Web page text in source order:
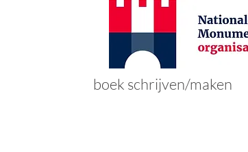
boek schrijven/maken